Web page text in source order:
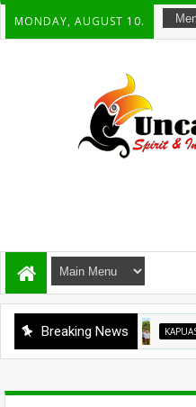
MONDAY, AUGUST 10.
Breaking NewsKAPUAS HULU